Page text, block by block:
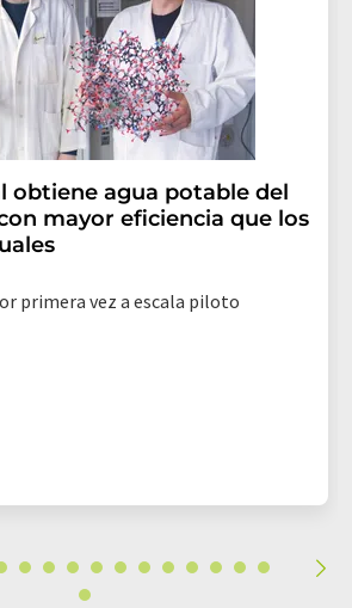
obtiene agua potable del
mayor eficiencia que los
primera vez a escala piloto